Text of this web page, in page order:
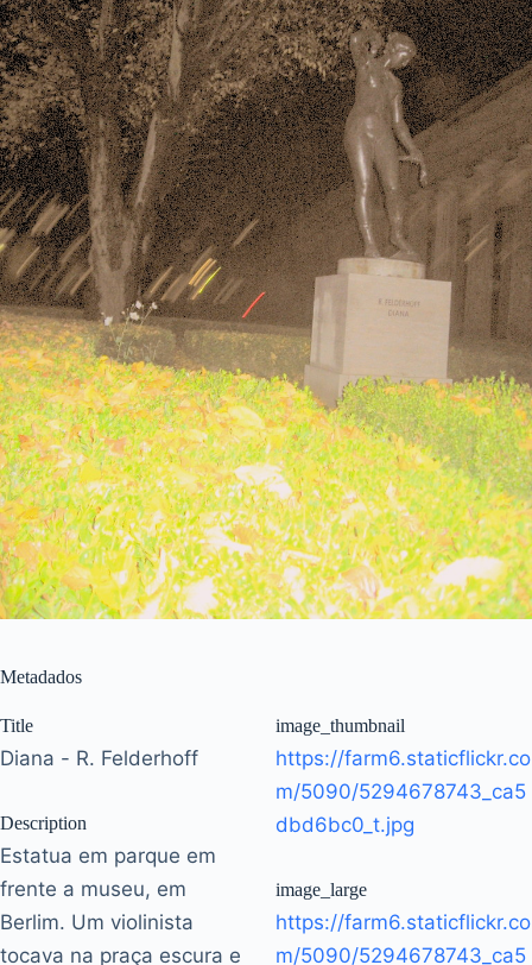
Metadados
Title
Diana - R. Felderhoff
Description
Estatua em parque em
frente a museu, em
Berlim. Um violinista
tocava na praça escura e
image_thumbnail
https://farm6.staticflickr.co
m/5090/5294678743_ca5
dbd6bc0_t.jpg
image_large
https://farm6.staticflickr.co
m/5090/5294678743_ca5